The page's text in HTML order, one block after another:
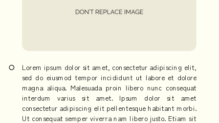
Lorem ipsum dolor sit amet, consectetur adipiscing elit,
sed do eiusmod tempor incididunt ut labore et dolore
magna aliqua. Malesuada proin libero nunc consequat
interdum varius sit amet. Ipsum dolor sit amet
consectetur adipiscing elit pellentesque habitant morbi.
Ut consequat semper viverra nam libero justo. Etiam sit